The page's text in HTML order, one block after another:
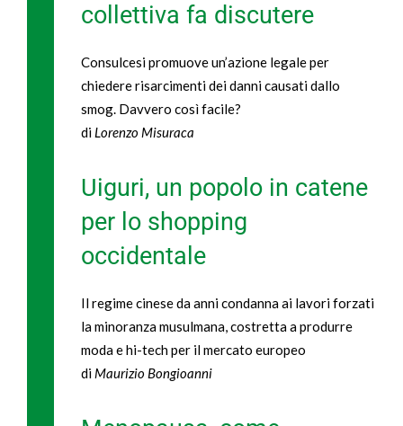
collettiva fa discutere
Consulcesi promuove un’azione legale per
chiedere risarcimenti dei danni causati dallo
smog. Davvero così facile?
di Lorenzo Misuraca
Uiguri, un popolo in catene
per lo shopping
occidentale
Il regime cinese da anni condanna ai lavori forzati
la minoranza musulmana, costretta a produrre
moda e hi-tech per il mercato europeo
di Maurizio Bongioanni